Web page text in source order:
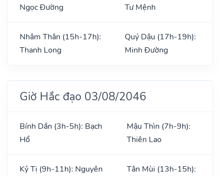
Ngọc Đường
Tư Mệnh
Nhâm Thân (15h-17h):
Thanh Long
Quý Dậu (17h-19h):
Minh Đường
Giờ Hắc đạo 03/08/2046
Bính Dần (3h-5h): Bạch
Hổ
Mậu Thìn (7h-9h):
Thiên Lao
Kỷ Tị (9h-11h): Nguyên
Tân Mùi (13h-15h):